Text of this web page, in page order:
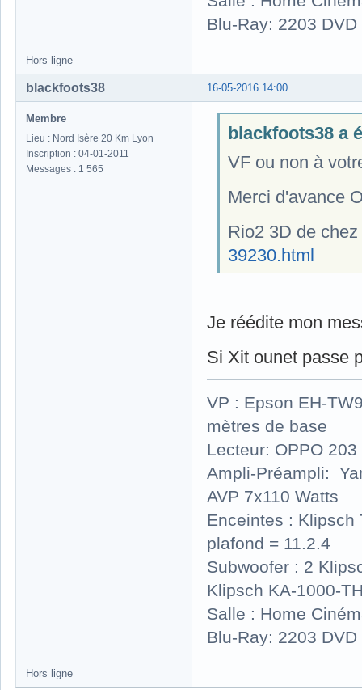
Blu-Ray: 2203 DVD
Hors ligne
16-05-2016 14:00
blackfoots38
Membre
Lieu : Nord Isère 20 Km Lyon
Inscription : 04-01-2011
Messages : 1 565
blackfoots38 a
VF ou non à
Merci d'avance
Rio2 3D de
39230.html
Je réédite mon
Si Xit ounet passe
VP : Epson EH-
mètres de base
Lecteur: OPPO
Ampli-Préampli:
AVP 7x110 Watts
Enceintes : Klipsch
plafond = 11.2.4
Subwoofer : 2
Klipsch KA-1000-
Salle : Home
Blu-Ray: 2203 DVD
Hors ligne